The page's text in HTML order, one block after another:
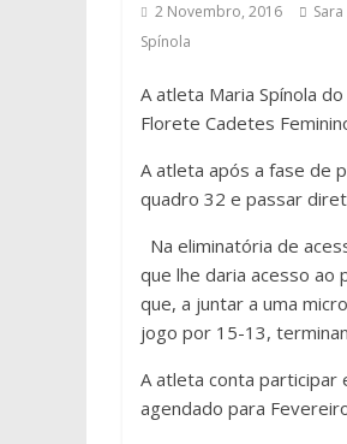
2 Novembro, 2016
Spínola
A atleta Maria Spínola
Florete Cadetes
A atleta após a fase de
quadro 32 e passar
Na eliminatória de
que lhe daria acesso ao
que, a juntar a uma
jogo por 15-13,
A atleta conta participar
agendado para